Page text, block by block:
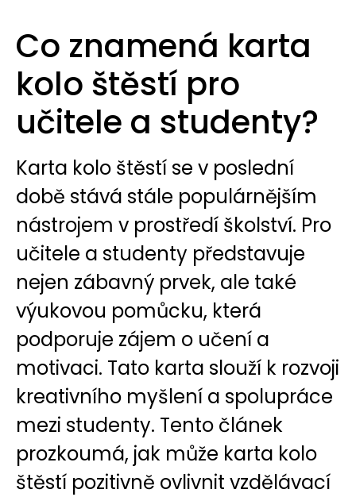
Co znamená karta
kolo štěstí pro
učitele a studenty?
Karta kolo štěstí se v poslední
době stává stále populárnějším
nástrojem v prostředí školství. Pro
učitele a studenty představuje
nejen zábavný prvek, ale také
výukovou pomůcku, která
podporuje zájem o učení a
motivaci. Tato karta slouží k rozvoji
kreativního myšlení a spolupráce
mezi studenty. Tento článek
prozkoumá, jak může karta kolo
štěstí pozitivně ovlivnit vzdělávací